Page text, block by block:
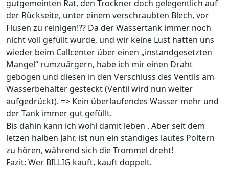
gutgemeinten Rat, den Trockner doch gelegentlich auf
der Rückseite, unter einem verschraubten Blech, vor
Flusen zu reinigen!?? Da der Wassertank immer noch
nicht voll gefüllt wurde, und wir keine Lust hatten uns
wieder beim Callcenter über einen „instandgesetzten
Mangel“ rumzuärgern, habe ich mir einen Draht
gebogen und diesen in den Verschluss des Ventils am
Wasserbehälter gesteckt (Ventil wird nun weiter
aufgedrückt). => Kein überlaufendes Wasser mehr und
der Tank immer gut gefüllt.
Bis dahin kann ich wohl damit leben . Aber seit dem
letzen halben Jahr, ist nun ein ständiges lautes Poltern
zu hören, während sich die Trommel dreht!
Fazit: Wer BILLIG kauft, kauft doppelt.